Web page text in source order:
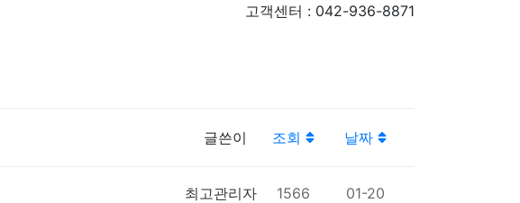
고객센터 : 042-936-8871
글쓴이 조회 날짜
최고관리자 1566 01-20